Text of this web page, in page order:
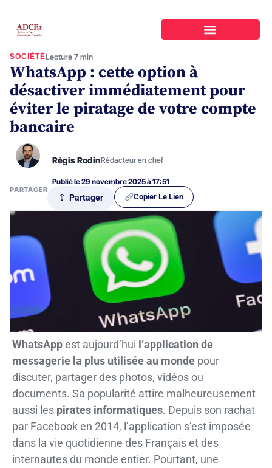
SOCIÉTÉLecture 7 min
WhatsApp : cette option à
désactiver immédiatement pour
éviter le piratage de votre compte
bancaire
Régis RodinRédacteur en chef
Publié le 29 novembre 2025 à 17:51
PARTAGER
⇪ Partager Copier Le Lien
WhatsAppest aujourd’hui l’application de
messagerie la plus utilisée au monde pour
discuter, partager des photos, vidéos ou
documents. Sa popularité attire malheureusement
aussi les pirates informatiques. Depuis son rachat
par Facebook en 2014, l’application s’est imposée
dans la vie quotidienne des Français et des
internautes du monde entier. Pourtant, une